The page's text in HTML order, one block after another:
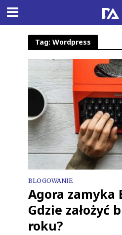
Tag: Wordpress
BLOGOWANIE
Agora zamyka
Gdzie założyć
roku?